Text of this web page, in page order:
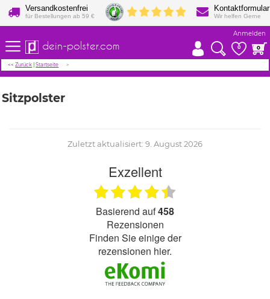
Versandkostenfrei
für Bestellungen ab 59 €
Kontaktformular
Wir helfen Gerne
dein-polster.com
Anmelden
0 0
<<Zurück |Startseite
Sitzpolster
Zuletzt aktualisiert: 9. August 2026
Exzellent
basierend auf458
Rezensionen
finden Sie einige der
rezensionen hier.